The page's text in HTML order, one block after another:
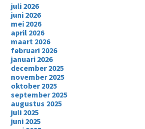
juli 2026
juni 2026
mei 2026
april 2026
maart 2026
februari 2026
januari 2026
december 2025
november 2025
oktober 2025
september 2025
augustus 2025
juli 2025
juni 2025